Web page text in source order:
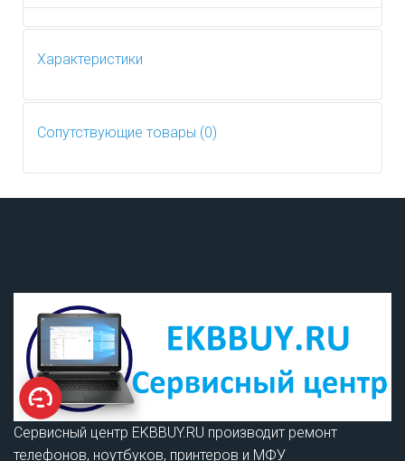
Характеристики
Сопутствующие товары (0)
Сервисный центр EKBBUY.RU производит ремонт
телефонов, ноутбуков, принтеров и МФУ